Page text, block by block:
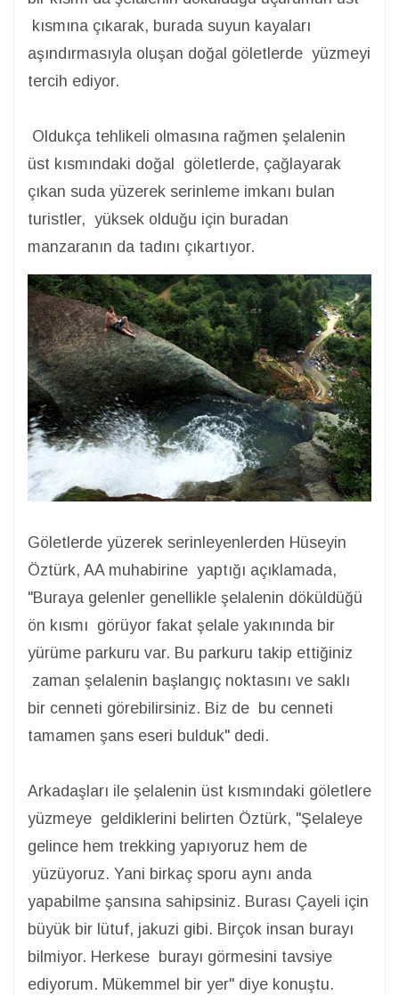
kısmına çıkarak, burada suyun kayaları
aşındırmasıyla oluşan doğal göletlerde yüzmeyi
tercih ediyor.
Oldukça tehlikeli olmasına rağmen şelalenin
üst kısmındaki doğal göletlerde, çağlayarak
çıkan suda yüzerek serinleme imkanı bulan
turistler, yüksek olduğu için buradan
manzaranın da tadını çıkartıyor.
Göletlerde yüzerek serinleyenlerden Hüseyin
Öztürk, AA muhabirine yaptığı açıklamada,
"Buraya gelenler genellikle şelalenin döküldüğü
ön kısmı görüyor fakat şelale yakınında bir
yürüme parkuru var. Bu parkuru takip ettiğiniz
zaman şelalenin başlangıç noktasını ve saklı
bir cenneti görebilirsiniz. Biz de bu cenneti
tamamen şans eseri bulduk" dedi.
Arkadaşları ile şelalenin üst kısmındaki göletlere
yüzmeye geldiklerini belirten Öztürk, "Şelaleye
gelince hem trekking yapıyoruz hem de
yüzüyoruz. Yani birkaç sporu aynı anda
yapabilme şansına sahipsiniz. Burası Çayeli için
büyük bir lütuf, jakuzi gibi. Birçok insan burayı
bilmiyor. Herkese burayı görmesini tavsiye
ediyorum. Mükemmel bir yer" diye konuştu.